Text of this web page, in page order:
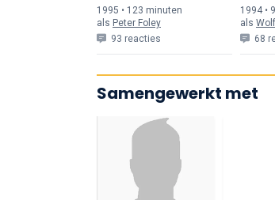
1995 • 123 minuten
als Peter Foley
93 reacties
1994 •
als
68
Samengewerkt met